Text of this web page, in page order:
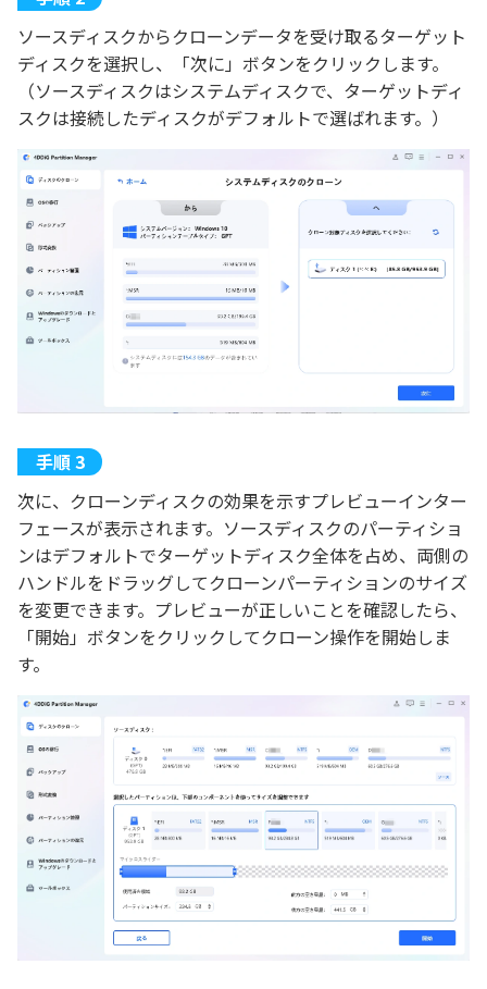
ソースディスクからクローンデータを受け取るターゲット
ディスクを選択し、「次に」ボタンをクリックします。
（ソースディスクはシステムディスクで、ターゲットディ
スクは接続したディスクがデフォルトで選ばれます。）
次に、クローンディスクの効果を示すプレビューインター
フェースが表示されます。ソースディスクのパーティショ
ンはデフォルトでターゲットディスク全体を占め、両側の
ハンドルをドラッグしてクローンパーティションのサイズ
を変更できます。プレビューが正しいことを確認したら、
「開始」ボタンをクリックしてクローン操作を開始しま
す。